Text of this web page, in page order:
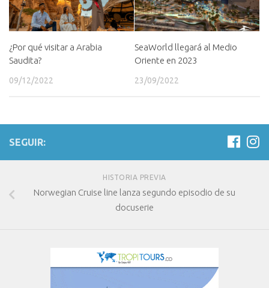
¿Por qué visitar a Arabia
Saudita?
09/12/2022
SeaWorld llegará al Medio
Oriente en 2023
23/09/2022
SEGUIR:
HISTORIA PREVIA
Norwegian Cruise line lanza segundo episodio de su
docuserie